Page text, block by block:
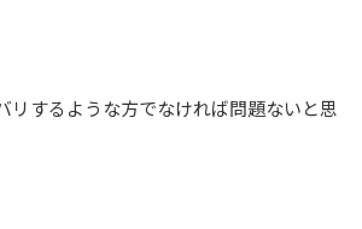
リするような方でなければ問題ないと思